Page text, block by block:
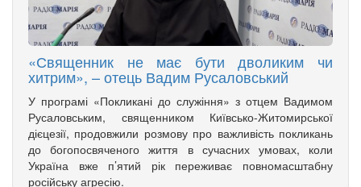
«Священник не має бути дволиким чи
хитрим», – отець Вадим Русаловський
У програмі «Покликані до служіння» з отцем Вадимом
Русаловським, священником Київсько-Житомирської
дієцезії, продовжили розмову про важливість покликань
до богопосвяченого життя в сучасних умовах, коли
Україна вже п’ятий рік переживає повномасштабну
російську агресію.